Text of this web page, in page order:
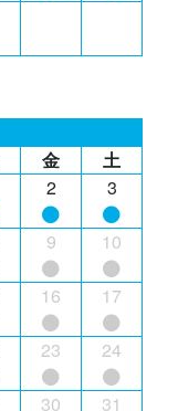
金
土
2 3
9 10
16 17
23 24
30 31